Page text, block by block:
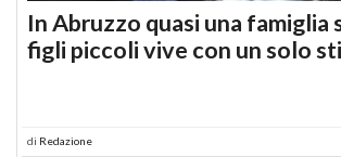
In Abruzzo quasi una famiglia
figli piccoli vive con un solo
di Redazione